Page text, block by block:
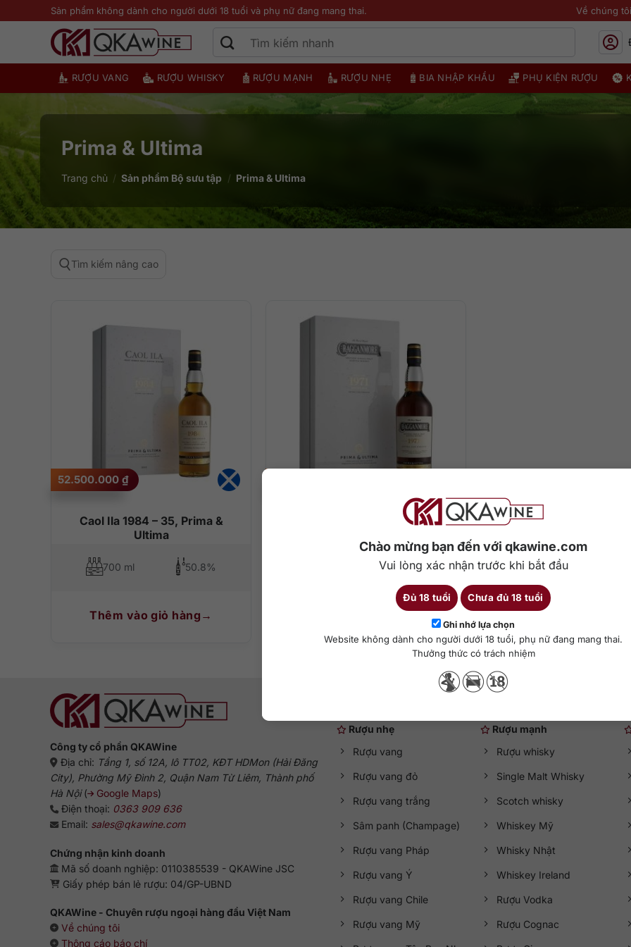
Chào mừng bạn đến với qkawine.com
Vui lòng xác nhận trước khi bắt đầu
Đủ 18 tuổi Chưa đủ 18 tuổi
Ghi nhớ lựa chọn
Website không dành cho người dưới 18 tuổi, phụ nữ đang mang thai.
Thưởng thức có trách nhiệm
qua
Sản phẩm không dành cho người dưới 18 tuổi và phụ nữ đang mang thai. Về chúng tôi
RƯỢU VANG RƯỢU WHISKY RƯỢU MẠNH RƯỢU NHẸ BIA NHẬP KHẨU PHỤ KIỆN RƯỢU
Prima & Ultima
Trang chủ / Sản phẩm Bộ sưu tập / Prima & Ultima
Tìm kiếm nâng cao
Caol Ila 1984 – 35, Prima &
Ultima
52.500.000 ₫
700 ml 50.8%
Thêm vào giỏ hàng
Rượu Cragganmore 1971 – 48,
43.7%
Thêm vào giỏ hàng
Công ty cổ phần QKAWine
Địa chỉ: Tầng 1, số 12A, lô TT02, KĐT HDMon (Hải Đăng
City), Phường Mỹ Đình 2, Quận Nam Từ Liêm, Thành phố
Hà Nội( Google Maps)
Điện thoại: 0363 909 636
Email: sales@qkawine.com
Chứng nhận kinh doanh
Mã số doanh nghiệp: 0110385539 - QKAWine JSC
Giấy phép bán lẻ rượu: 04/GP-UBND
QKAWine - Chuyên rượu ngoại hàng đầu Việt Nam
Về chúng tôi
Thông cáo báo chí
Rượu nhẹ
Rượu vang
Rượu vang đỏ
Rượu vang trắng
Sâm panh (Champage)
Rượu vang Pháp
Rượu vang Ý
Rượu vang Chile
Rượu vang Mỹ
Rượu mạnh
Rượu whisky
Single Malt Whisky
Scotch whisky
Whiskey Mỹ
Whisky Nhật
Whiskey Ireland
Rượu Vodka
Rượu Cognac